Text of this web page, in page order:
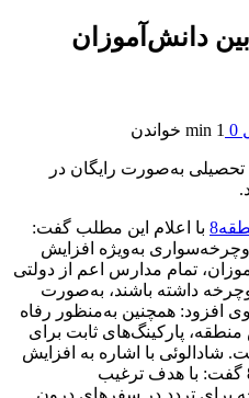
دانش‌آموزان
0
1 min خواندن
تحصیلی به‌صورت رایگان در
با اعلام این مطلب گفت:
به‌ویژه افزایش
تمام مدارس اعم از دولتی
داشته باشند، به‌صورت
افزود: همچنین به‌منظور رفاه
پارکینگ‌های ثابت برای
شادالوئی با اشاره به افزایش
ساعت خانه‌های دوچرخه منطقه8 گفت: با هدف ترغیب
برای تردد در سفرهای درون